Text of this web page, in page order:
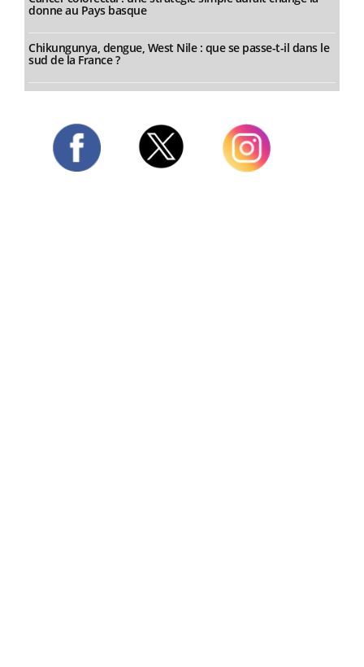
donne au Pays basque
Chikungunya, dengue, West Nile : que se passe-t-il dans le
sud de la France ?